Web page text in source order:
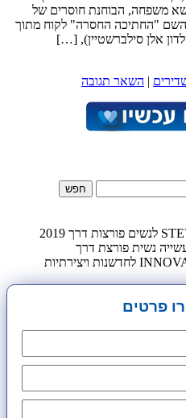
משפחה, הבוחנת חוסרים של
"החתיכה החסרה" לקוח מתוך
אלן סילברשטיין), […]
| השאר תגובה
זוכת הפרס העולמי INNOVACTION לחדשנות ויצירתיות
פרטים